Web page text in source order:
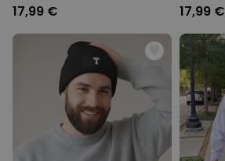
17,99 € 17,99 €